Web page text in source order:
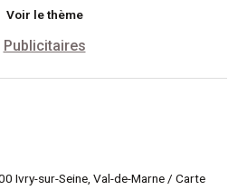
Voir le thème
Publicitaires
Ivry-sur-Seine, Val-de-Marne / Carte